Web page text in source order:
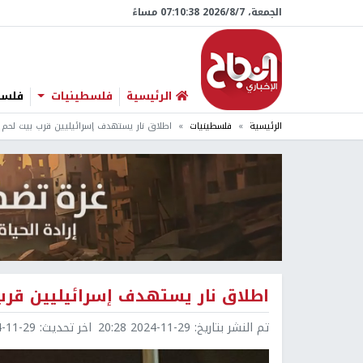
الجمعة، 7/‏8/‏2026 07:10:38 مساءً
الرئيسية فلسطينيات
الرئيسية فلسطينيات اطلاق نار يستهدف إسرائيليين قرب بيت لحم
اطلاق نار يستهدف إسرائيليين
تم النشر بتاريخ: 2024-11-29 20:28 اخر تحديث: 29 20:29